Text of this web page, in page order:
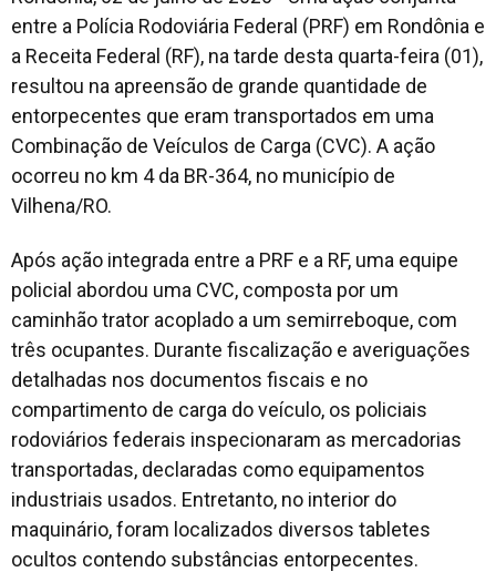
entre a Polícia Rodoviária Federal (PRF) em Rondônia e
a Receita Federal (RF), na tarde desta quarta-feira (01),
resultou na apreensão de grande quantidade de
entorpecentes que eram transportados em uma
Combinação de Veículos de Carga (CVC). A ação
ocorreu no km 4 da BR-364, no município de
Vilhena/RO.
Após ação integrada entre a PRF e a RF, uma equipe
policial abordou uma CVC, composta por um
caminhão trator acoplado a um semirreboque, com
três ocupantes. Durante fiscalização e averiguações
detalhadas nos documentos fiscais e no
compartimento de carga do veículo, os policiais
rodoviários federais inspecionaram as mercadorias
transportadas, declaradas como equipamentos
industriais usados. Entretanto, no interior do
maquinário, foram localizados diversos tabletes
ocultos contendo substâncias entorpecentes.